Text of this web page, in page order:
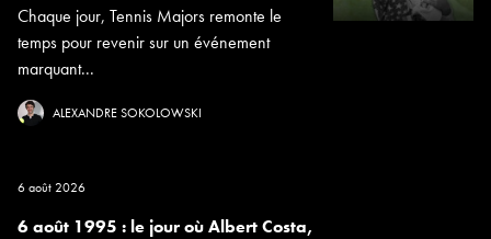
Chaque jour, Tennis Majors remonte le
temps pour revenir sur un événement
marquant...
ALEXANDRE SOKOLOWSKI
6 août 2026
6 août 1995 : le jour où Albert Costa,